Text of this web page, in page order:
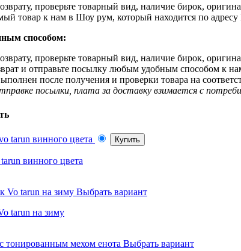
проверьте товарный вид, наличие бирок,
товар к нам в Шоу рум, который находится по адресу
способом:
проверьте товарный вид, наличие бирок,
и отправьте посылку любым удобным способом к
после получения и проверки товара на
посылки, плата за доставку взимается с
Купить
винного цвета
Выбрать вариант
tarun на зиму
Выбрать вариант